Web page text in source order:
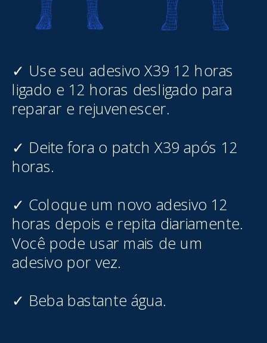
✓ Use seu adesivo X39 12 horas
ligado e 12 horas desligado para
reparar e rejuvenescer.
✓ Deite fora o patch X39 após 12
horas.
✓ Coloque um novo adesivo 12
horas depois e repita diariamente.
Você pode usar mais de um
adesivo por vez.
✓ Beba bastante água.